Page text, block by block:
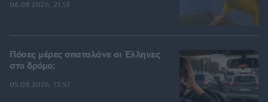
06.08.2026, 21:13
Πόσες μέρες σπαταλάνε οι Έλληνες
στο δρόμο;
05.08.2026, 13:57